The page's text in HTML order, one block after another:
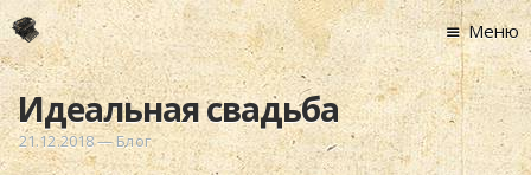
Главная
Новости
Графоманство
Меню
Идеальная свадьба
21.12.2018—Блог